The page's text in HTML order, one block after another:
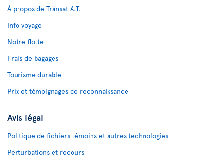
À propos de Transat A.T.
Info voyage
Notre flotte
Frais de bagages
Tourisme durable
Prix et témoignages de reconnaissance
Avis légal
Politique de fichiers témoins et autres technologies
Perturbations et recours